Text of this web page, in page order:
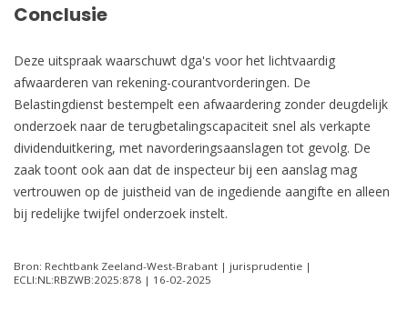
Conclusie
Deze uitspraak waarschuwt dga's voor het lichtvaardig
afwaarderen van rekening-courantvorderingen. De
Belastingdienst bestempelt een afwaardering zonder deugdelijk
onderzoek naar de terugbetalingscapaciteit snel als verkapte
dividenduitkering, met navorderingsaanslagen tot gevolg. De
zaak toont ook aan dat de inspecteur bij een aanslag mag
vertrouwen op de juistheid van de ingediende aangifte en alleen
bij redelijke twijfel onderzoek instelt.
Bron: Rechtbank Zeeland-West-Brabant | jurisprudentie |
ECLI:NL:RBZWB:2025:878 | 16-02-2025